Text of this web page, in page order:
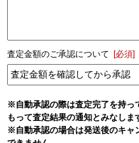
査定金額のご承認について [必須]
※自動承認の際は査定完了を持っ
もって査定結果の通知とみなしま
※自動承認の場合は発送後のキャ